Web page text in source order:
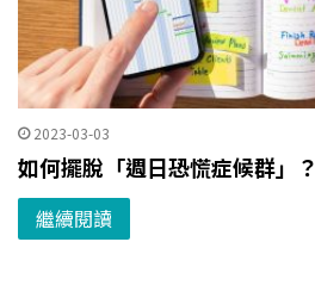
2023-03-03
如何擺脫「週日恐慌症候群」？
繼續閱讀